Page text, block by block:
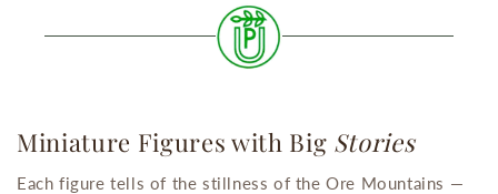
Miniature Figures with Big Stories
Each figure tells of the stillness of the Ore Mountains —